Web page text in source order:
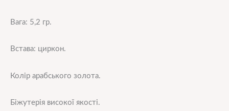
Вага: 5,2 гр.
Встава: циркон.
Колір арабського золота.
Біжутерія високої якості.